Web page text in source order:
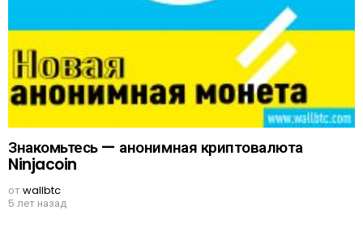
Знакомьтесь — анонимная криптовалюта
Ninjacoin
отwallbtc
5 лет назад